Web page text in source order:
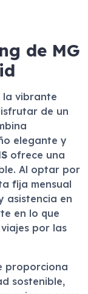
de MG
la vibrante
de un
elegante y
ofrece una
Al optar por
fija mensual
asistencia en
en lo que
por las
proporciona
sostenible,